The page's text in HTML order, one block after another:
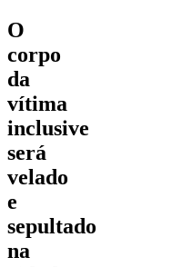
O
corpo
da
vítima
inclusive
será
velado
e
sepultado
na